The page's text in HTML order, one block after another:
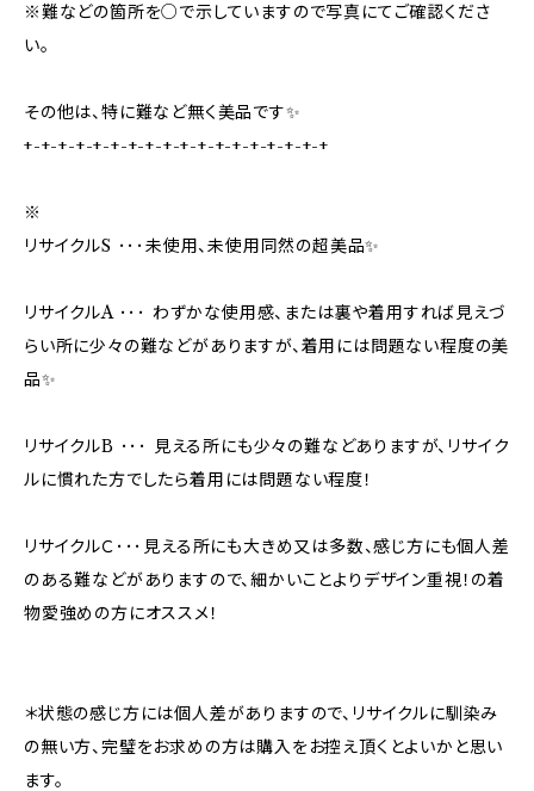
※難などの箇所を○で示していますので写真にてご確認くださ
い。
その他は、特に難など無く美品です✨️
+-+-+-+-+-+-+-+-+-+-+-+-+-+-+-+-+-+
※
リサイクルS ･･･未使用、未使用同然の超美品✨
リサイクルA ･･･ わずかな使用感、または裏や着用すれば見えづ
らい所に少々の難などがありますが、着用には問題ない程度の美
品✨
リサイクルB ･･･ 見える所にも少々の難などありますが、リサイク
ルに慣れた方でしたら着用には問題ない程度！
リサイクルＣ･･･見える所にも大きめ又は多数、感じ方にも個人差
のある難などがありますので、細かいことよりデザイン重視！の着
物愛強めの方にオススメ！
＊状態の感じ方には個人差がありますので、リサイクルに馴染み
の無い方、完璧をお求めの方は購入をお控え頂くとよいかと思い
ます。